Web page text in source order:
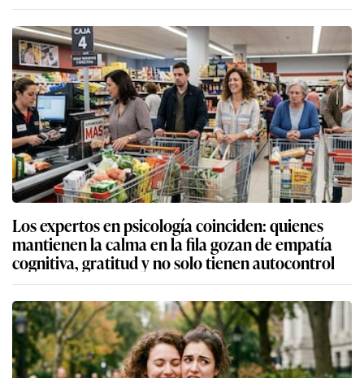
Los expertos en psicología coinciden: quienes
mantienen la calma en la fila gozan de empatía
cognitiva, gratitud y no solo tienen autocontrol